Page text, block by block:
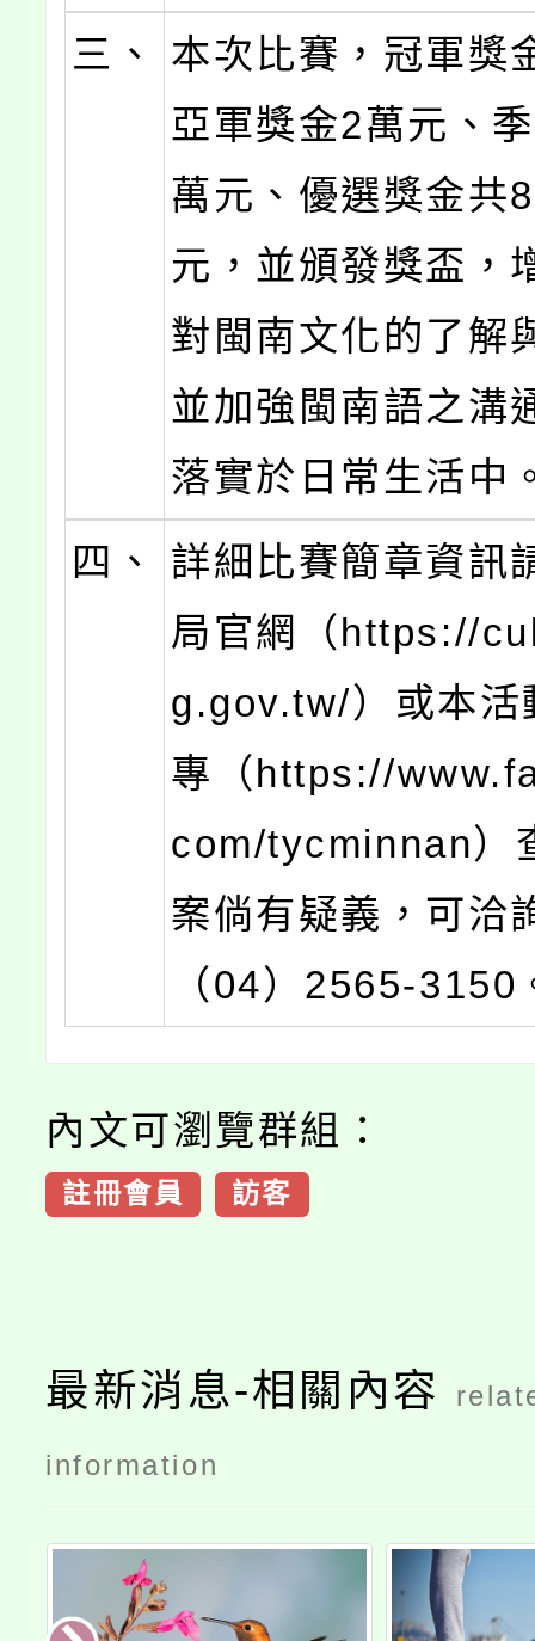
三、
本次比賽，冠軍獎
亞軍獎金2萬元、
萬元、優選獎金共
元，並頒發獎盃，
對閩南文化的了解
並加強閩南語之溝
落實於日常生活中
四、
詳細比賽簡章資訊
局官網（https://
g.gov.tw/）或本活
專（https://
com/tycminnan）
案倘有疑義，可洽
（04）2565-3150
內文可瀏覽群組：
註冊會員 訪客
最新消息-相關內容
information